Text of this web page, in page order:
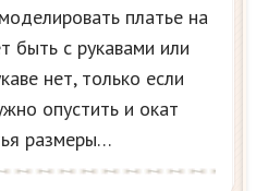
платье на
быть с рукавами или
нет, только если
опустить и окат
размеры…